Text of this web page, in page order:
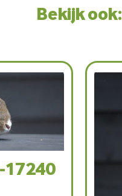
Bekijk ook:
17240